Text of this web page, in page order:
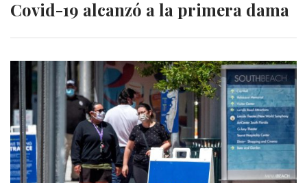
Covid-19 alcanzó a la primera dama